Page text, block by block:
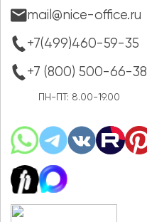
mail@nice-office.ru
+7(499)460-59-35
+7 (800) 500-66-38
ПН-ПТ: 8.00-19.00